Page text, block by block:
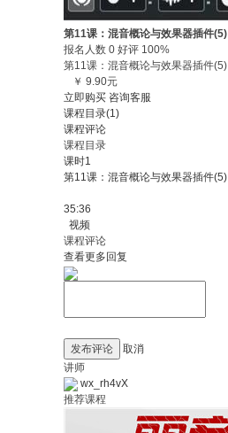
第11课：混音概论与效果器插件(5)
报名人数 0 好评 100%
第11课：混音概论与效果器插件(5)
￥ 9.90元
立即购买 咨询客服
课程目录(1)
课程评论
课程目录
课时1
第11课：混音概论与效果器插件(5)
35:36
视频
课程评论
查看更多回复
发布评论
取消
讲师
wx_rh4vX
推荐课程